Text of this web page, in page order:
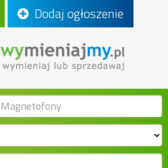
Dodaj ogłoszenie